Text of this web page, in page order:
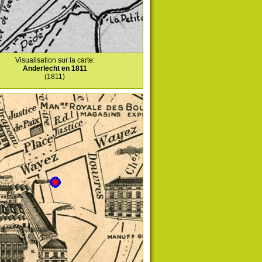
Visualisation sur la carte:
Anderlecht en 1811
(1811)